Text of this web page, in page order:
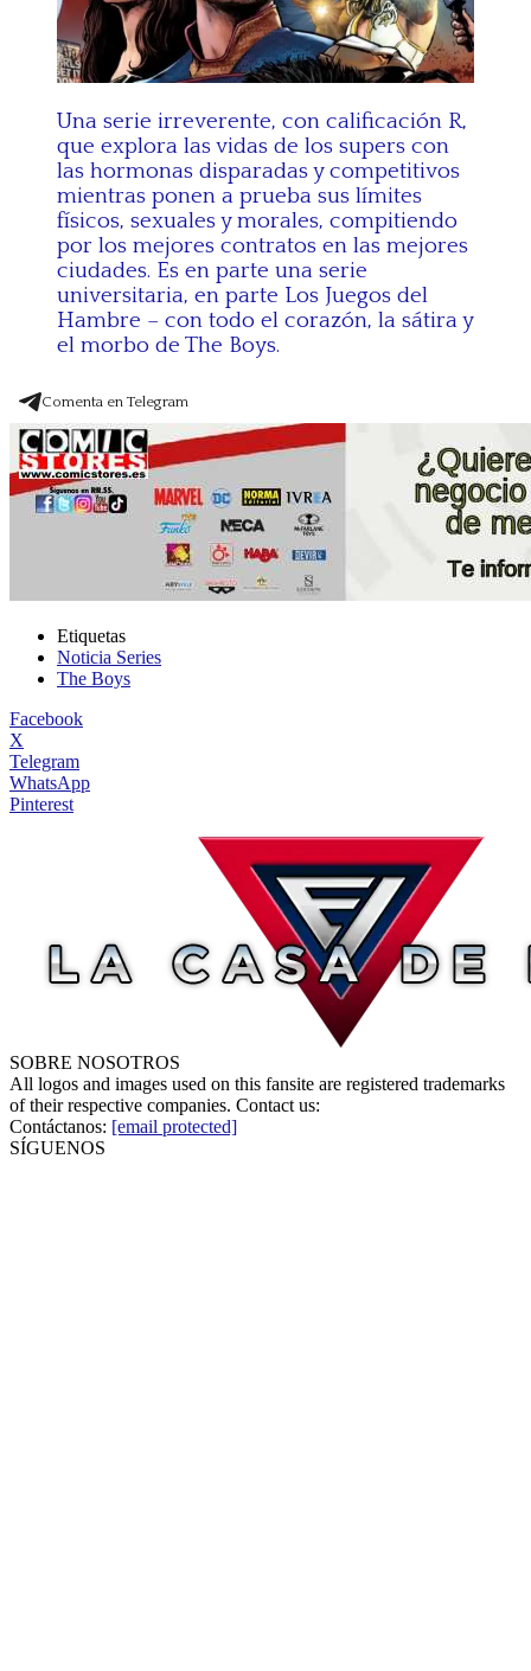
Una serie irreverente, con calificación R,
que explora las vidas de los supers con
las hormonas disparadas y competitivos
mientras ponen a prueba sus límites
físicos, sexuales y morales, compitiendo
por los mejores contratos en las mejores
ciudades. Es en parte una serie
universitaria, en parte Los Juegos del
Hambre – con todo el corazón, la sátira y
el morbo de The Boys.
Comenta en Telegram
Etiquetas
Noticia Series
The Boys
Facebook
X
Telegram
WhatsApp
Pinterest
SOBRE NOSOTROS
All logos and images used on this fansite are registered trademarks
of their respective companies. Contact us:
Contáctanos: [email protected]
SÍGUENOS